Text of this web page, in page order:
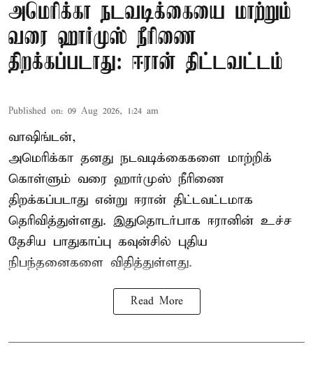
அமெரிக்கா நடவடிக்கையை மாற்றும்
வரை ஹார்முஸ் நீரிணை
திறக்கப்படாது: ஈரான் திட்டவட்டம்
Published on: 09 Aug 2026, 1:24 am
வாஷிங்டன்,
அமெரிக்கா தனது நடவடிக்கைகளை மாற்றிக்
கொள்ளும் வரை ஹார்முஸ் நீரிணை
திறக்கப்படாது என்று ஈரான் திட்டவட்டமாக
தெரிவித்துள்ளது. இதுதொடர்பாக ஈரானின் உச்ச
தேசிய பாதுகாப்பு கவுன்சில் புதிய
நிபந்தனைகளை விதித்துள்ளது.
Read More